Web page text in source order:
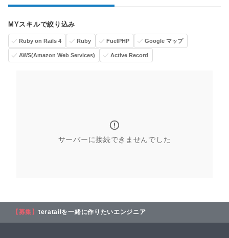
MYスキルで絞り込み
Ruby on Rails 4 Ruby FuelPHP Google マップ
AWS(Amazon Web Services) Active Record
サーバーに接続できませんでした
【募集】 teratailを一緒に作りたいエンジニア